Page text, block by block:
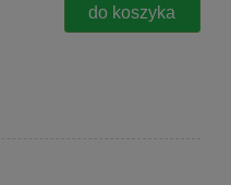
do koszyka